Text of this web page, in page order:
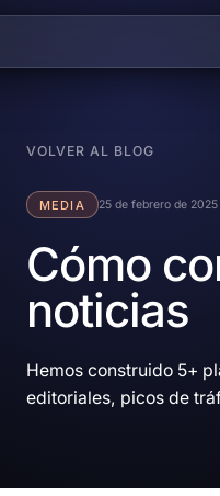
VOLVER AL BLOG
MEDIA 25 de febrero de 2025
Cómo
noticias
Hemos construido 5+
editoriales, picos de